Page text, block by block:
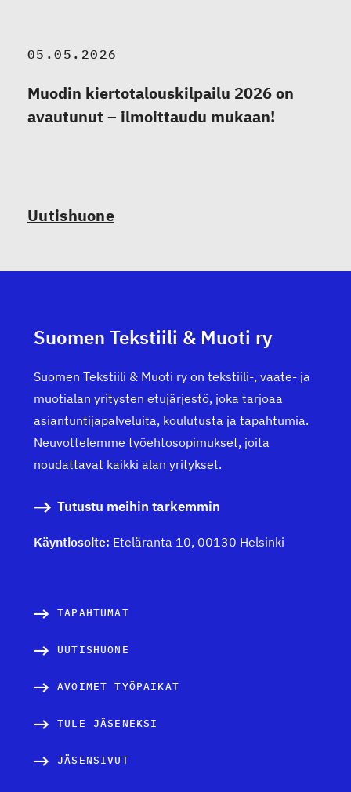
05.05.2026
Muodin kiertotalouskilpailu 2026 on
avautunut – ilmoittaudu mukaan!
Uutishuone
Suomen Tekstiili & Muoti ry
Suomen Tekstiili & Muoti ry on tekstiili-, vaate- ja
muotialan yritysten etujärjestö, joka tarjoaa
asiantuntijapalveluita, koulutusta ja tapahtumia.
Neuvottelemme työehtosopimukset, joita
noudattavat kaikki alan yritykset.
Tutustu meihin tarkemmin
Käyntiosoite: Eteläranta 10, 00130 Helsinki
TAPAHTUMAT
UUTISHUONE
AVOIMET TYÖPAIKAT
TULE JÄSENEKSI
JÄSENSIVUT